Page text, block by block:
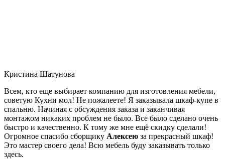
Кристина Шатунова
Всем, кто еще выбирает компанию для изготовления мебели,
советую Кухни мол! Не пожалеете! Я заказывала шкаф-купе в
спальню. Начиная с обсуждения заказа и заканчивая
монтажом никаких проблем не было. Все было сделано очень
быстро и качественно. К тому же мне ещё скидку сделали!
Огромное спасибо сборщику Алексею за прекрасный шкаф!
Это мастер своего дела! Всю мебель буду заказывать только
здесь.